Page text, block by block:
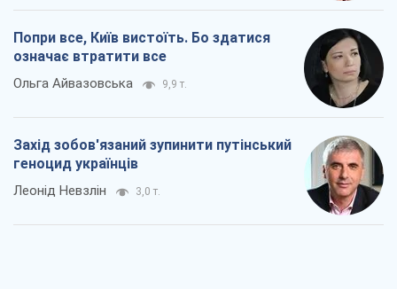
Попри все, Київ вистоїть. Бо здатися
означає втратити все
Ольга Айвазовська 9,9 т.
Захід зобов'язаний зупинити путінський
геноцид українців
Леонід Невзлін 3,0 т.